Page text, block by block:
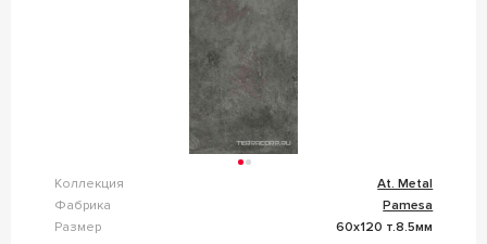
Коллекция
At. Metal
Фабрика
Pamesa
Размер
60x120 т.8.5мм